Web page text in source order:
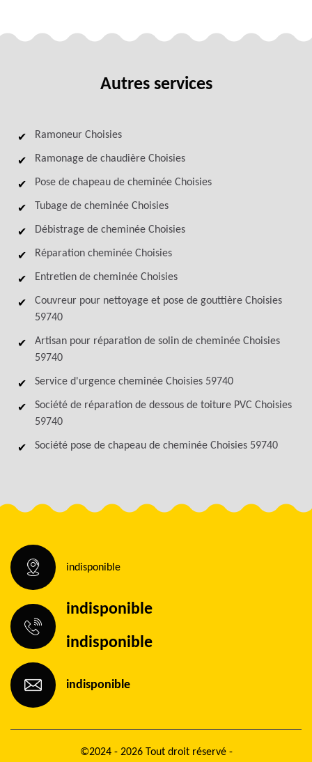
Autres services
Ramoneur Choisies
Ramonage de chaudière Choisies
Pose de chapeau de cheminée Choisies
Tubage de cheminée Choisies
Débistrage de cheminée Choisies
Réparation cheminée Choisies
Entretien de cheminée Choisies
Couvreur pour nettoyage et pose de gouttière Choisies
59740
Artisan pour réparation de solin de cheminée Choisies
59740
Service d'urgence cheminée Choisies 59740
Société de réparation de dessous de toiture PVC Choisies
59740
Société pose de chapeau de cheminée Choisies 59740
indisponible
indisponible
indisponible
indisponible
©2024 - 2026 Tout droit réservé -